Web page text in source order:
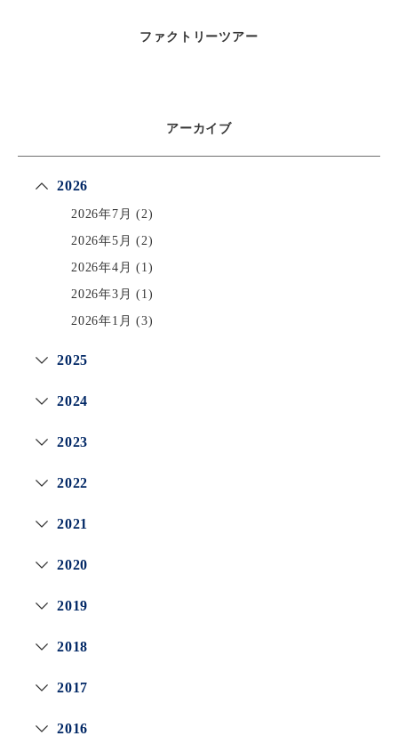
ファクトリーツアー
アーカイブ
2026
2026年7月 (2)
2026年5月 (2)
2026年4月 (1)
2026年3月 (1)
2026年1月 (3)
2025
2024
2023
2022
2021
2020
2019
2018
2017
2016